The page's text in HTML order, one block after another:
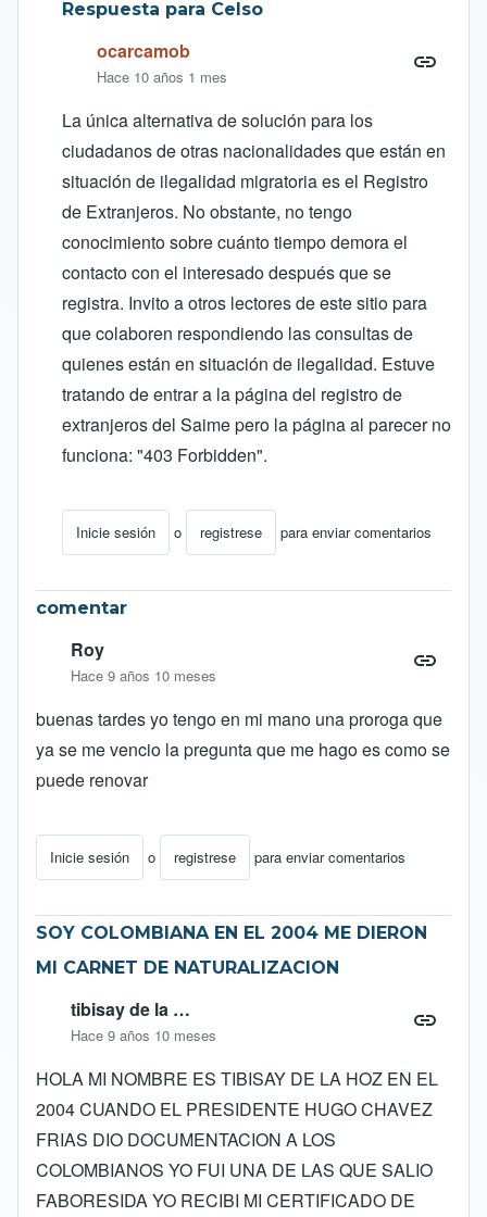
Respuesta para Celso
ocarcamob
Hace 10 años 1 mes
La única alternativa de solución para los
ciudadanos de otras nacionalidades que están en
situación de ilegalidad migratoria es el Registro
de Extranjeros. No obstante, no tengo
conocimiento sobre cuánto tiempo demora el
contacto con el interesado después que se
registra. Invito a otros lectores de este sitio para
que colaboren respondiendo las consultas de
quienes están en situación de ilegalidad. Estuve
tratando de entrar a la página del registro de
extranjeros del Saime pero la página al parecer no
funciona: "403 Forbidden".
Inicie sesión o registrese para enviar comentarios
En respuesta a Buenos días,entre a Venezuelapor
comentar
Roy
Hace 9 años 10 meses
buenas tardes yo tengo en mi mano una proroga que
ya se me vencio la pregunta que me hago es como se
puede renovar
Inicie sesión o registrese para enviar comentarios
SOY COLOMBIANA EN EL 2004 ME DIERON
MI CARNET DE NATURALIZACION
tibisay de la …
Hace 9 años 10 meses
HOLA MI NOMBRE ES TIBISAY DE LA HOZ EN EL
2004 CUANDO EL PRESIDENTE HUGO CHAVEZ
FRIAS DIO DOCUMENTACION A LOS
COLOMBIANOS YO FUI UNA DE LAS QUE SALIO
FABORESIDA YO RECIBI MI CERTIFICADO DE